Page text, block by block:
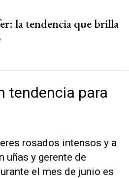
la tendencia que brilla
tendencia para
rosados intensos y a
uñas y gerente de
el mes de junio es